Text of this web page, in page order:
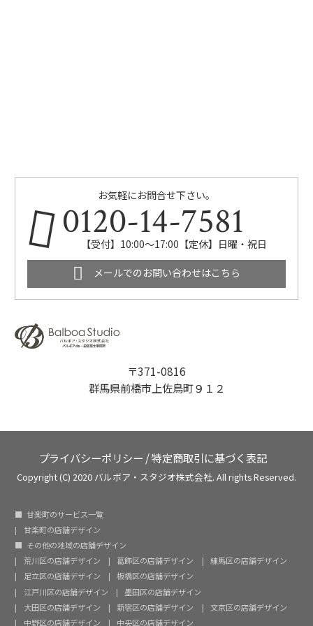
お気軽にお問合せ下さい。
0120-14-7581
【受付】10:00～17:00【定休】日曜・祝日
メールでのお問い合わせはこちら
〒371-0816
群馬県前橋市上佐鳥町９１２
プライバシーポリシー /特定商取引に基づく表記
Copyright (C) 2020 バルボア・スタジオ株式会社. All rights Reserved.
甘楽町のサービス一覧
甘楽町の店舗デザイン
その他の地域の店舗デザイン
荒川区の店舗デザイン
葛飾区の店舗デザイン
練馬区の店舗デザイン
足立区の店舗デザイン
板橋区の店舗デザイン
江戸川区の店舗デザイン
墨田区の店舗デザイン
大田区の店舗デザイン
新宿区の店舗デザイン
文京区の店舗デザイン
中野区の店舗デザイン
中央区の店舗デザイン